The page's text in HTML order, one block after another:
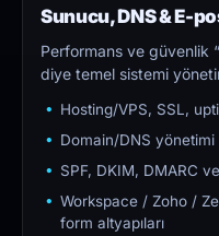
Sunucu, DNS & E-
Performans ve güvenlik
diye temel sistemi
Hosting/VPS, SSL,
Domain/DNS
SPF, DKIM, DMARC
Workspace / Zoho /
form altyapıları